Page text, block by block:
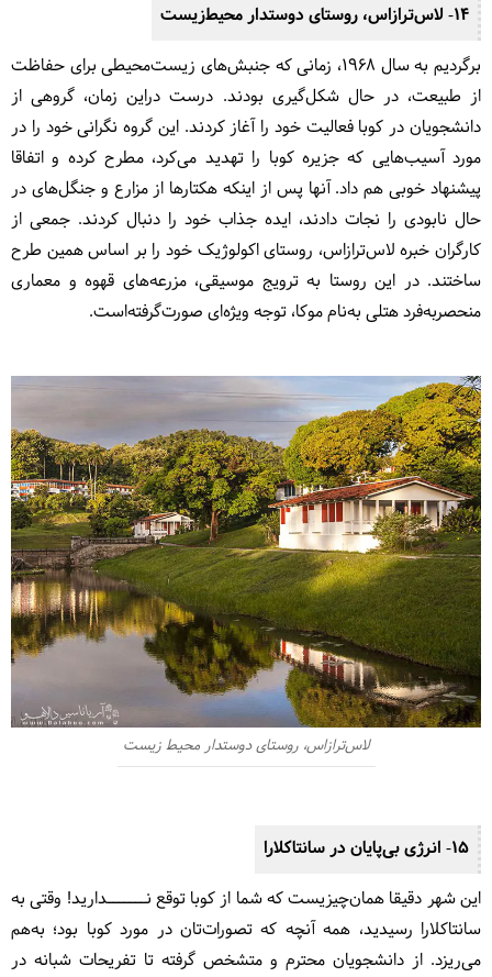
14- لاس‌ترازاس، روستای دوستدار محیط‌زیست
برگردیم به سال 1968، زمانی که جنبش‌های زیست‌محیطی برای حفاظت
از طبیعت، در حال شکل‌گیری بودند. درست دراین زمان، گروهی از
دانشجویان در کوبا فعالیت خود را آغاز کردند. این گروه نگرانی خود را در
مورد آسیب‌هایی که جزیره کوبا را تهدید می‌کرد، مطرح کرده و اتفاقا
پیشنهاد خوبی هم داد. آنها پس از اینکه هکتارها از مزارع و جنگل‌های در
حال نابودی را نجات دادند، ایده جذاب خود را دنبال کردند. جمعی از
کارگران خبره لاس‌ترازاس، روستای اکولوژیک خود را بر اساس همین طرح
ساختند. در این روستا به ترویج موسیقی، مزرعه‌های قهوه و معماری
منحصربه‌فرد هتلی به‌نام موکا، توجه ویژه‌ای صورت‌گرفته‌است.
لاس‌ترازاس، روستای دوستدار محیط‌ زیست
15- انرژی بی‌پایان در سانتا‌کلارا
این شهر دقیقا همان‌چیزیست که شما از کوبا توقع نـــــــدارید! وقتی به
سانتاکلارا رسیدید، همه آنچه که تصورات‌تان در مورد کوبا بود؛ به‌هم
می‌ریزد. از دانشجویان محترم و متشخص گرفته تا تفریحات شبانه در